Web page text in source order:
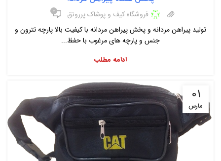
فروشگاه کیف و پوشاک پررونق ۰
تولید پیراهن مردانه و پخش پیراهن مردانه با کیفیت بالا پارچه تترون و
جنس و پارچه های مرغوب با حفظ...
ادامه مطلب
01
مارس